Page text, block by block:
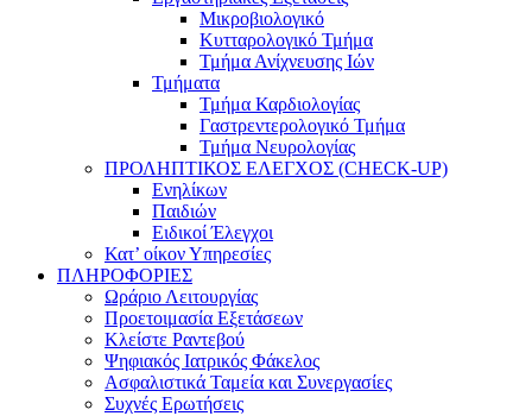
Μικροβιολογικό
Κυτταρολογικό Τμήμα
Τμήμα Ανίχνευσης Ιών
Τμήματα
Τμήμα Καρδιολογίας
Γαστρεντερολογικό Τμήμα
Τμήμα Νευρολογίας
ΠΡΟΛΗΠΤΙΚΟΣ ΕΛΕΓΧΟΣ (CHECK-UP)
Ενηλίκων
Παιδιών
Ειδικοί Έλεγχοι
Κατ’ οίκον Υπηρεσίες
ΠΛΗΡΟΦΟΡΙΕΣ
Ωράριο Λειτουργίας
Προετοιμασία Εξετάσεων
Κλείστε Ραντεβού
Ψηφιακός Ιατρικός Φάκελος
Ασφαλιστικά Ταμεία και Συνεργασίες
Συχνές Ερωτήσεις